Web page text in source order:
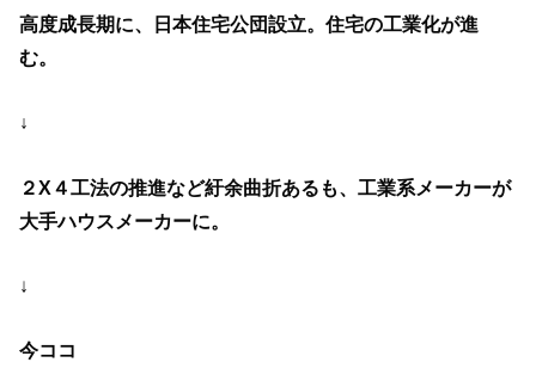
高度成長期に、日本住宅公団設立。住宅の工業化が進
む。
↓
２X４工法の推進など紆余曲折あるも、工業系メーカーが
大手ハウスメーカーに。
↓
今ココ